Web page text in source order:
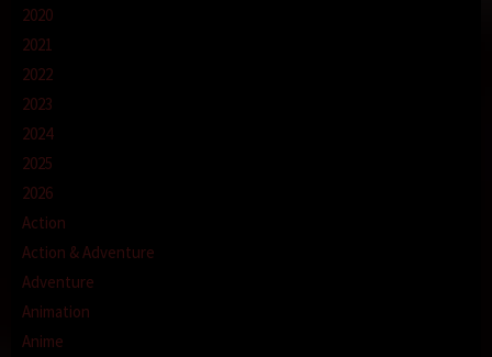
2020
2021
2022
2023
2024
2025
2026
Action
Action & Adventure
Adventure
Animation
Anime